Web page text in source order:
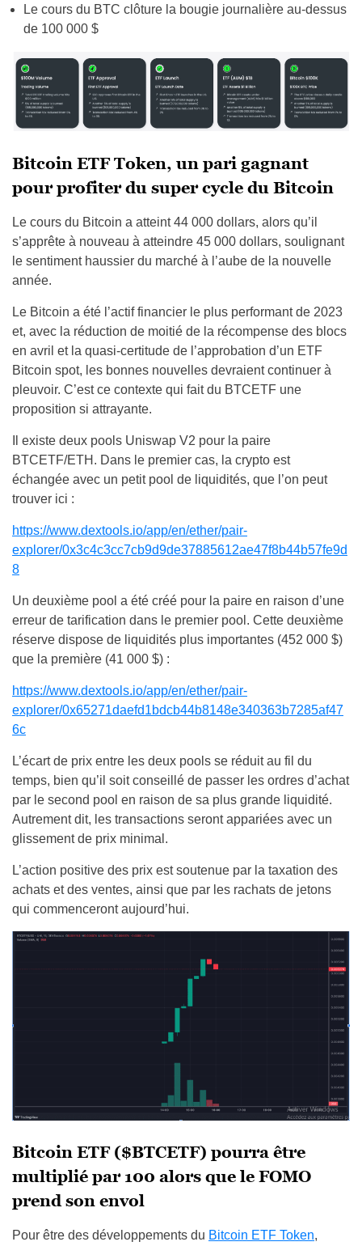
Le cours du BTC clôture la bougie journalière au-dessus
de 100 000 $
Bitcoin ETF Token, un pari gagnant
pour profiter du super cycle du Bitcoin
Le cours du Bitcoin a atteint 44 000 dollars, alors qu’il
s’apprête à nouveau à atteindre 45 000 dollars, soulignant
le sentiment haussier du marché à l’aube de la nouvelle
année.
Le Bitcoin a été l’actif financier le plus performant de 2023
et, avec la réduction de moitié de la récompense des blocs
en avril et la quasi-certitude de l’approbation d’un ETF
Bitcoin spot, les bonnes nouvelles devraient continuer à
pleuvoir. C’est ce contexte qui fait du BTCETF une
proposition si attrayante.
Il existe deux pools Uniswap V2 pour la paire
BTCETF/ETH. Dans le premier cas, la crypto est
échangée avec un petit pool de liquidités, que l’on peut
trouver ici :
https://www.dextools.io/app/en/ether/pair-
explorer/0x3c4c3cc7cb9d9de37885612ae47f8b44b57fe9d
8
Un deuxième pool a été créé pour la paire en raison d’une
erreur de tarification dans le premier pool. Cette deuxième
réserve dispose de liquidités plus importantes (452 000 $)
que la première (41 000 $) :
https://www.dextools.io/app/en/ether/pair-
explorer/0x65271daefd1bdcb44b8148e340363b7285af47
6c
L’écart de prix entre les deux pools se réduit au fil du
temps, bien qu’il soit conseillé de passer les ordres d’achat
par le second pool en raison de sa plus grande liquidité.
Autrement dit, les transactions seront appariées avec un
glissement de prix minimal.
L’action positive des prix est soutenue par la taxation des
achats et des ventes, ainsi que par les rachats de jetons
qui commenceront aujourd’hui.
Bitcoin ETF ($BTCETF) pourra être
multiplié par 100 alors que le FOMO
prend son envol
Pour être des développements du Bitcoin ETF Token,